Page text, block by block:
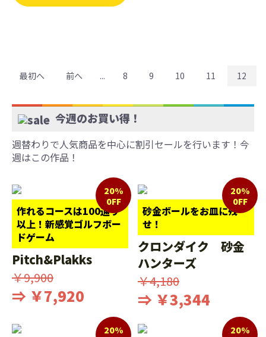
最初へ 前へ ... 8 9 10 11 12
今週のお買い得！
週替わりで人気商品を中心に割引セールを行います！今
週はこの作品！
作れるコースは100通り
以上！新感覚ゴルフボー
ドゲーム
20%
0FF
Pitch&Plakks
￥9,900
⇒ ￥7,920
砂金ボールをお皿に残
せ！
20%
0FF
クロンダイク 砂金
ハンターズ
￥4,180
⇒ ￥3,344
20%
20%